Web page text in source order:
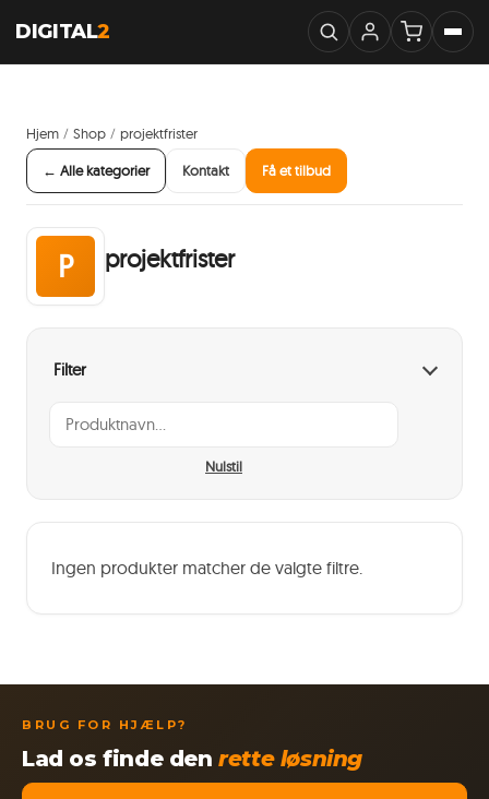
DIGITAL2
Hjem / Shop / projektfrister
← Alle kategorier Kontakt Få et tilbud
P projektfrister
Filter
Nulstil
Ingen produkter matcher de valgte filtre.
BRUG FOR HJÆLP?
Lad os finde denrette løsning